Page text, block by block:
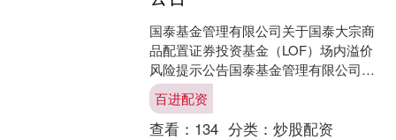
国泰基金管理有限公司关于国泰大宗商
品配置证券投资基金（LOF）场内溢价
风险提示公告国泰基金管理有限公司
（以下简称“基金管理人”）旗下国泰大宗
商品配置证券投资基金....
百进配资
查看： 134 分类： 炒股配资